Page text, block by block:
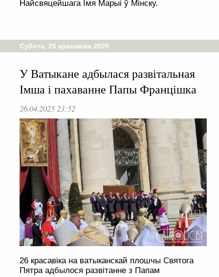
Найсвяцейшага Імя Марыі ў Мінску.
Субота, 26 красавіка 2025
У Ватыкане адбылася развітальная
Імша і пахаванне Папы Францішка
26.04.2025 23:52
26 красавіка на ватыканскай плошчы Святога
Пятра адбылося развітанне з Папам